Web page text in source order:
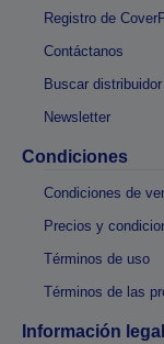
Registro de
Contáctanos
Buscar distribuidor
Newsletter
Condiciones
Condiciones de
Precios y
Términos de uso
Términos de las
Información legal